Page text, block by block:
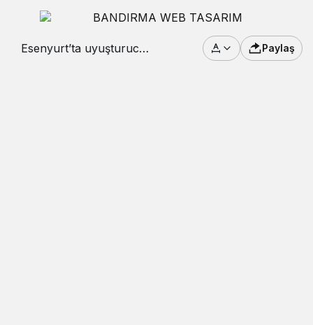
Esenyurt’ta uyuşturucu
Paylaş